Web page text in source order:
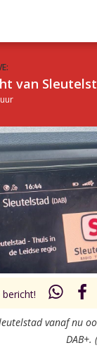
van
uur 1 van 0
bericht!
vanaf nu
DAB+.